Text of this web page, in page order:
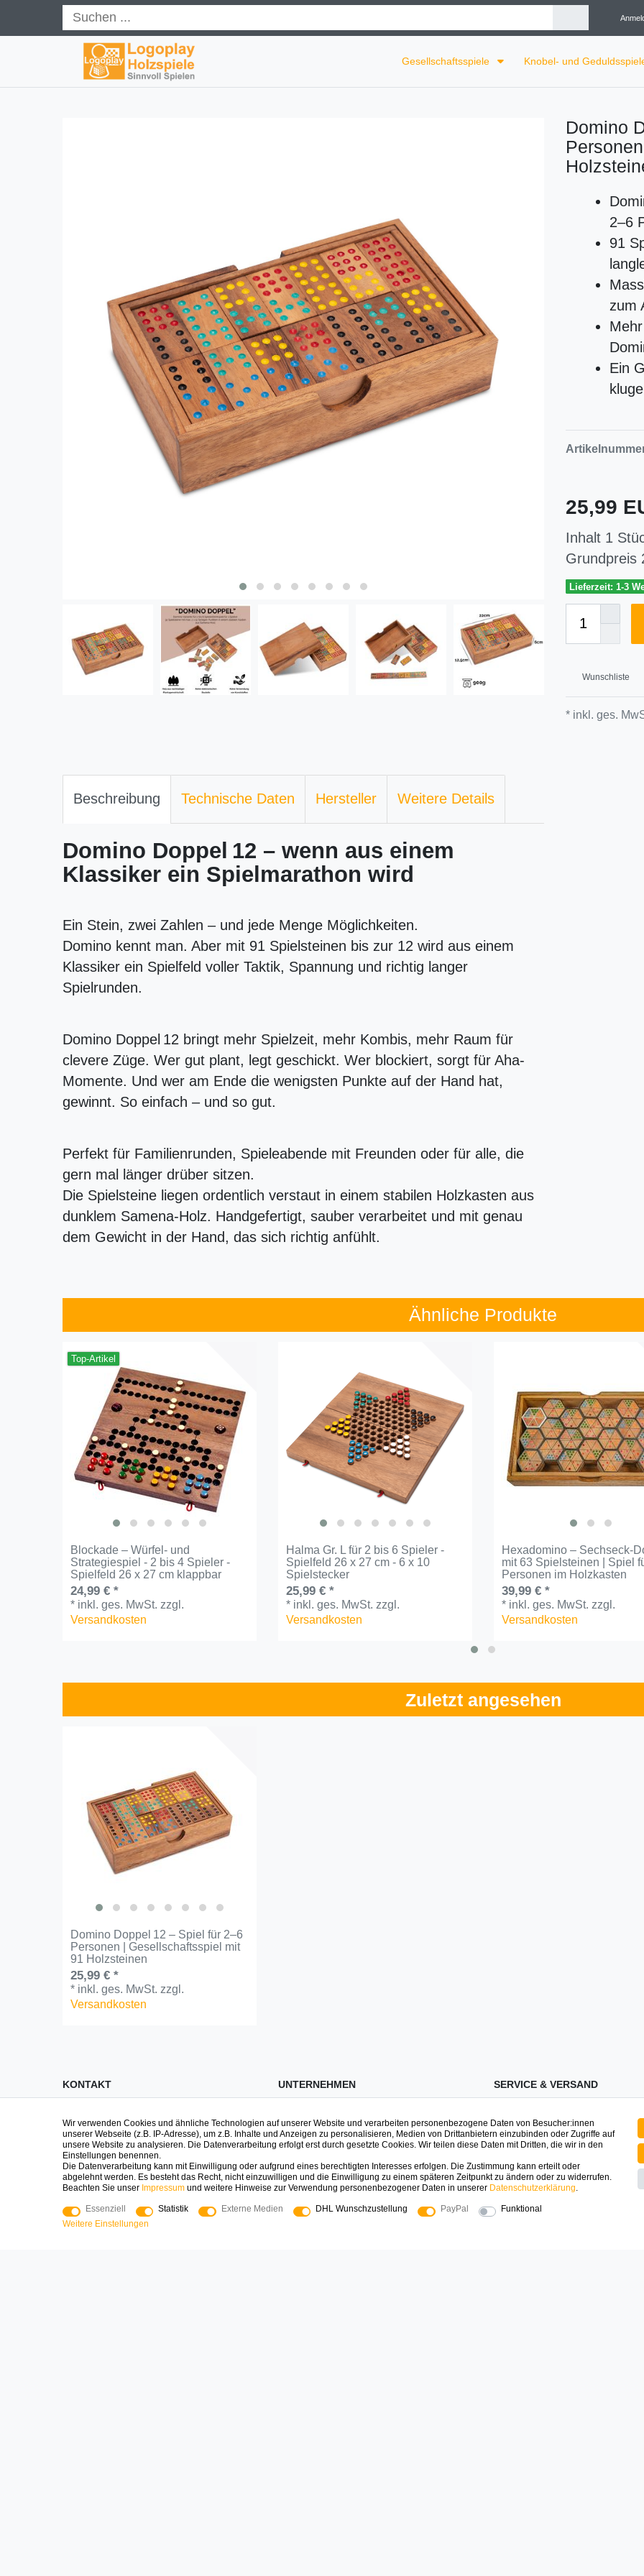
Gesellschaftsspiele Knobel- und
Domino
2–6
91
zum
Ein
25,99
Inhalt 1
Grundpreis
Lieferzeit: 1-3
Wunschliste
* inkl. ges.
Beschreibung Technische Daten Hersteller Weitere Details
Domino Doppel 12 – wenn aus einem
Klassiker ein Spielmarathon wird
Ein Stein, zwei Zahlen – und jede Menge Möglichkeiten.
Domino kennt man. Aber mit 91 Spielsteinen bis zur 12 wird aus einem
Klassiker ein Spielfeld voller Taktik, Spannung und richtig langer
Spielrunden.
Domino Doppel 12 bringt mehr Spielzeit, mehr Kombis, mehr Raum für
clevere Züge. Wer gut plant, legt geschickt. Wer blockiert, sorgt für Aha-
Momente. Und wer am Ende die wenigsten Punkte auf der Hand hat,
gewinnt. So einfach – und so gut.
Perfekt für Familienrunden, Spieleabende mit Freunden oder für alle, die
gern mal länger drüber sitzen.
Die Spielsteine liegen ordentlich verstaut in einem stabilen Holzkasten aus
dunklem Samena-Holz. Handgefertigt, sauber verarbeitet und mit genau
dem Gewicht in der Hand, das sich richtig anfühlt.
Ähnliche Produkte
Top-Artikel
Blockade – Würfel- und
Strategiespiel - 2 bis 4 Spieler -
Spielfeld 26 x 27 cm klappbar
24,99 € *
* inkl. ges. MwSt. zzgl.
Versandkosten
Halma Gr. L für 2 bis 6 Spieler -
Spielfeld 26 x 27 cm - 6 x 10
Spielstecker
25,99 € *
* inkl. ges. MwSt. zzgl.
Versandkosten
Hexadomino – Sechseck-
mit 63 Spielsteinen | Spiel
Personen im Holzkasten
39,99 € *
* inkl. ges. MwSt. zzgl.
Versandkosten
Zuletzt angesehen
Domino Doppel 12 – Spiel für 2–6
Personen | Gesellschaftsspiel mit
91 Holzsteinen
25,99 € *
* inkl. ges. MwSt. zzgl.
Versandkosten
KONTAKT
Fragen zu Spielen, zur Bestellung oder
Geschenken? Wir sind persönlich da
und helfen gerne!
Logoplay Holzspiele GmbH & Co.KG
shop@logoplay.de
Mo - Fr 8:00 - 17:00
UNTERNEHMEN
Datenschutz
Widerrufsrecht
Über uns
SERVICE & VERSAND
Registrieren
Warenkorb
Wir verwenden Cookies und ähnliche Technologien auf unserer Website und verarbeiten personenbezogene Daten von Besucher:innen
unserer Webseite (z.B. IP-Adresse), um z.B. Inhalte und Anzeigen zu personalisieren, Medien von Drittanbietern einzubinden oder Zugriffe auf
unsere Website zu analysieren. Die Datenverarbeitung erfolgt erst durch gesetzte Cookies. Wir teilen diese Daten mit Dritten, die wir in den
Einstellungen benennen.
Die Datenverarbeitung kann mit Einwilligung oder aufgrund eines berechtigten Interesses erfolgen. Die Zustimmung kann erteilt oder
abgelehnt werden. Es besteht das Recht, nicht einzuwilligen und die Einwilligung zu einem späteren Zeitpunkt zu ändern oder zu widerrufen.
Beachten Sie unser Impressum und weitere Hinweise zur Verwendung personenbezogener Daten in unserer Daten­schutz­erklärung.
Essenziell Statistik Externe Medien DHL Wunschzustellung PayPal
Funktional
Weitere Einstellungen